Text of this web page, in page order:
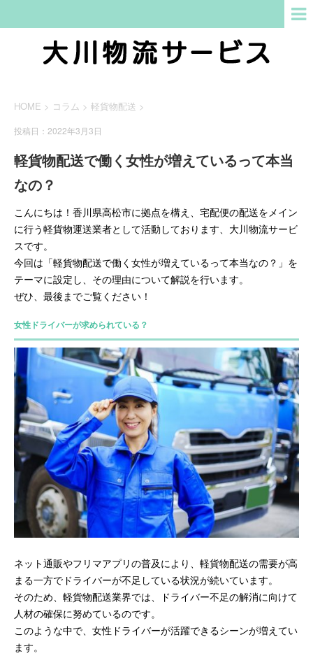
HOME > コラム > 軽貨物配送 >
投稿日：2022年3月3日
軽貨物配送で働く女性が増えているって本当
なの？
こんにちは！香川県高松市に拠点を構え、宅配便の配送をメイン
に行う軽貨物運送業者として活動しております、大川物流サービ
スです。
今回は「軽貨物配送で働く女性が増えているって本当なの？」を
テーマに設定し、その理由について解説を行います。
ぜひ、最後までご覧ください！
女性ドライバーが求められている？
ネット通販やフリマアプリの普及により、軽貨物配送の需要が高
まる一方でドライバーが不足している状況が続いています。
そのため、軽貨物配送業界では、ドライバー不足の解消に向けて
人材の確保に努めているのです。
このような中で、女性ドライバーが活躍できるシーンが増えてい
ます。